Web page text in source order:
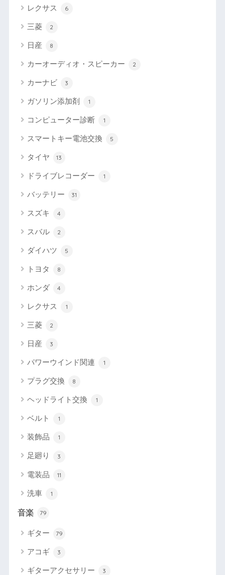
レクサス 6
三菱 2
日産 8
カーオーディオ・スピーカー 2
カーナビ 3
ガソリン添加剤 1
コンピューター診断 1
スマートキー電池交換 5
タイヤ 13
ドライブレコーダー 1
バッテリー 31
スズキ 4
スバル 2
ダイハツ 5
トヨタ 8
ホンダ 4
レクサス 1
三菱 2
日産 3
パワーウインド関連 1
プラグ交換 8
ヘッドライト交換 1
ベルト 1
装飾品 1
足廻り 3
電装品 11
洗車 1
音楽 79
ギター 79
アコギ 3
ギターアクセサリー 3